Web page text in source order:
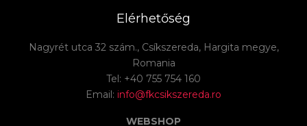
Elérhetőség
Nagyrét utca 32 szám., Csíkszereda, Hargita megye,
Romania
Tel: +40 755 754 160
Email: info@fkcsikszereda.ro
WEBSHOP